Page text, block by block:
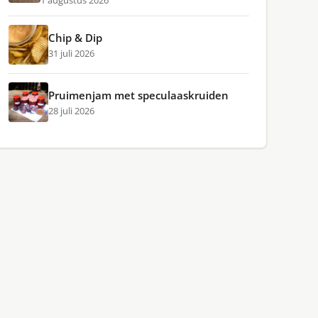
Chip & Dip
31 juli 2026
Pruimenjam met speculaaskruiden
28 juli 2026